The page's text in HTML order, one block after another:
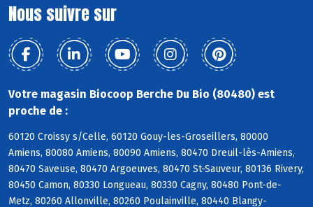
Nous suivre sur
Votre magasin Biocoop Berche Du Bio (80480) est
proche de :
60120 Croissy s/Celle, 60120 Gouy-les-Groseillers, 80000
Amiens, 80080 Amiens, 80090 Amiens, 80470 Dreuil-lès-Amiens,
80470 Saveuse, 80470 Argoeuves, 80470 St-Sauveur, 80136 Rivery,
80450 Camon, 80330 Longueau, 80330 Cagny, 80480 Pont-de-
Metz, 80260 Allonville, 80260 Poulainville, 80440 Blangy-